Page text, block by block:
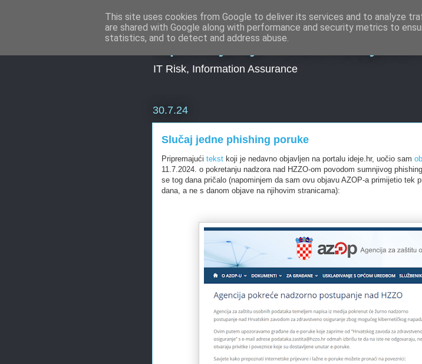
Upravljanje informacijskim
IT Risk, Information Assurance
30.7.24
Slučaj jedne phishing poruke
Pripremajući tekst koji je nedavno objavljen na portalu ideje.hr, uočio sam
11.7.2024. o pokretanju nadzora nad HZZO-om povodom sumnjivog
se tog dana pričalo (napominjem da sam ovu objavu AZOP-a primijetio tek
dana, a ne s danom objave na njihovim stranicama):
This site uses cookies from Google to deliver its services and to analyze
are shared with Google along with performance and security metrics to
statistics, and to detect and address abuse.